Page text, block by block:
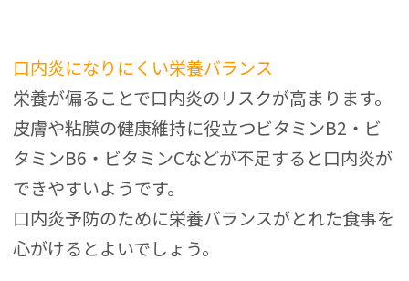
口内炎になりにくい栄養バランス
栄養が偏ることで口内炎のリスクが高まります。
皮膚や粘膜の健康維持に役立つビタミンB2・ビ
タミンB6・ビタミンCなどが不足すると口内炎が
できやすいようです。
口内炎予防のために栄養バランスがとれた食事を
心がけるとよいでしょう。